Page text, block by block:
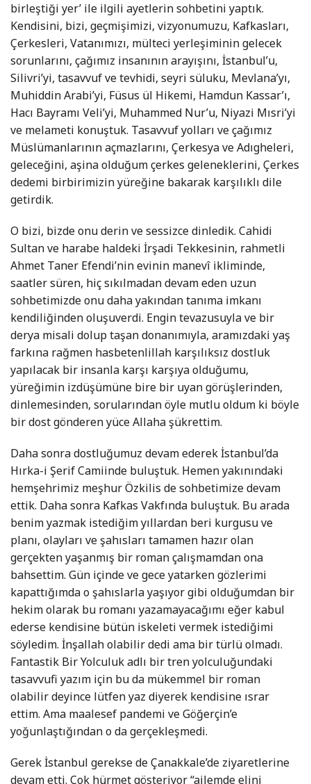
birleştiği yer’ ile ilgili ayetlerin sohbetini yaptık.
Kendisini, bizi, geçmişimizi, vizyonumuzu, Kafkasları,
Çerkesleri, Vatanımızı, mülteci yerleşiminin gelecek
sorunlarını, çağımız insanının arayışını, İstanbul’u,
Silivri’yi, tasavvuf ve tevhidi, seyri süluku, Mevlana’yı,
Muhiddin Arabi’yi, Füsus ül Hikemi, Hamdun Kassar’ı,
Hacı Bayramı Veli’yi, Muhammed Nur’u, Niyazi Mısri’yi
ve melameti konuştuk. Tasavvuf yolları ve çağımız
Müslümanlarının açmazlarını, Çerkesya ve Adıgheleri,
geleceğini, aşina olduğum çerkes geleneklerini, Çerkes
dedemi birbirimizin yüreğine bakarak karşılıklı dile
getirdik.
O bizi, bizde onu derin ve sessizce dinledik. Cahidi
Sultan ve harabe haldeki İrşadi Tekkesinin, rahmetli
Ahmet Taner Efendi’nin evinin manevî ikliminde,
saatler süren, hiç sıkılmadan devam eden uzun
sohbetimizde onu daha yakından tanıma imkanı
kendiliğinden oluşuverdi. Engin tevazusuyla ve bir
derya misali dolup taşan donanımıyla, aramızdaki yaş
farkına rağmen hasbetenlillah karşılıksız dostluk
yapılacak bir insanla karşı karşıya olduğumu,
yüreğimin izdüşümüne bire bir uyan görüşlerinden,
dinlemesinden, sorularından öyle mutlu oldum ki böyle
bir dost gönderen yüce Allaha şükrettim.
Daha sonra dostluğumuz devam ederek İstanbul’da
Hırka-i Şerif Camiinde buluştuk. Hemen yakınındaki
hemşehrimiz meşhur Özkilis de sohbetimize devam
ettik. Daha sonra Kafkas Vakfında buluştuk. Bu arada
benim yazmak istediğim yıllardan beri kurgusu ve
planı, olayları ve şahısları tamamen hazır olan
gerçekten yaşanmış bir roman çalışmamdan ona
bahsettim. Gün içinde ve gece yatarken gözlerimi
kapattığımda o şahıslarla yaşıyor gibi olduğumdan bir
hekim olarak bu romanı yazamayacağımı eğer kabul
ederse kendisine bütün iskeleti vermek istediğimi
söyledim. İnşallah olabilir dedi ama bir türlü olmadı.
Fantastik Bir Yolculuk adlı bir tren yolculuğundaki
tasavvufi yazım için bu da mükemmel bir roman
olabilir deyince lütfen yaz diyerek kendisine ısrar
ettim. Ama maalesef pandemi ve Göğerçin’e
yoğunlaştığından o da gerçekleşmedi.
Gerek İstanbul gerekse de Çanakkale’de ziyaretlerine
devam etti. Çok hürmet gösteriyor “ailemde elini